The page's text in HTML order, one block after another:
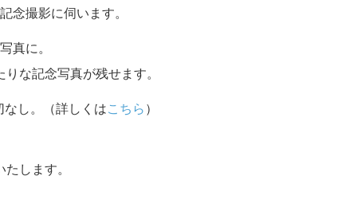
念撮影に伺います。
真に。
な記念写真が残せます。
し。（詳しくはこちら ）
します。